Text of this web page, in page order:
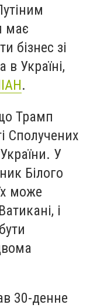
має
бізнес зі
Україні,
.
Трамп
Сполучених
У
Білого
може
і
30-денне